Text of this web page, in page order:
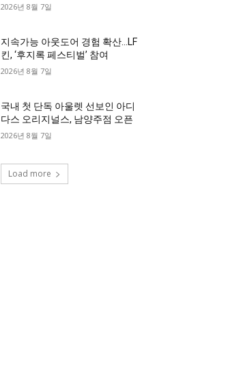
2026년 8월 7일
지속가능 아웃도어 경험 확산…LF
킨, ‘후지록 페스티벌’ 참여
2026년 8월 7일
국내 첫 단독 아울렛 선보인 아디
다스 오리지널스, 남양주점 오픈
2026년 8월 7일
Load more